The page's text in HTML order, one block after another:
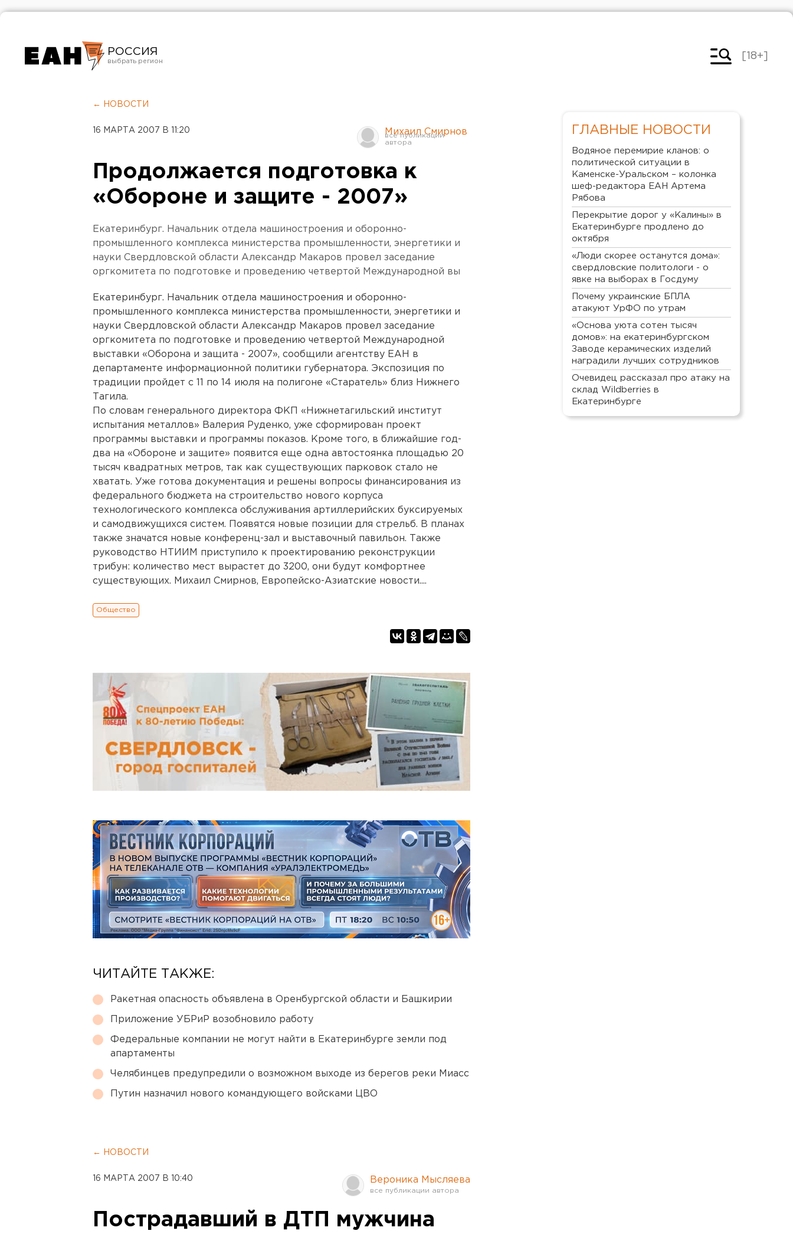
РОССИЯ
Челябинск
[18+]
← НОВОСТИ
16 МАРТА 2007 В 11:20 Михаил Смирнов
Продолжается подготовка к
«Обороне и защите - 2007»
Екатеринбург. Начальник отдела машиностроения и оборонно-
промышленного комплекса министерства промышленности, энергетики и
науки Свердловской области Александр Макаров провел заседание
оргкомитета по подготовке и проведению четвертой Международной вы
Екатеринбург. Начальник отдела машиностроения и оборонно-
промышленного комплекса министерства промышленности, энергетики и
науки Свердловской области Александр Макаров провел заседание
оргкомитета по подготовке и проведению четвертой Международной
выставки «Оборона и защита - 2007», сообщили агентству ЕАН в
департаменте информационной политики губернатора. Экспозиция по
традиции пройдет с 11 по 14 июля на полигоне «Старатель» близ Нижнего
Тагила.
По словам генерального директора ФКП «Нижнетагильский институт
испытания металлов» Валерия Руденко, уже сформирован проект
программы выставки и программы показов. Кроме того, в ближайшие год-
два на «Обороне и защите» появится еще одна автостоянка площадью 20
тысяч квадратных метров, так как существующих парковок стало не
хватать. Уже готова документация и решены вопросы финансирования из
федерального бюджета на строительство нового корпуса
технологического комплекса обслуживания артиллерийских буксируемых
и самодвижущихся систем. Появятся новые позиции для стрельб. В планах
также значатся новые конференц-зал и выставочный павильон. Также
руководство НТИИМ приступило к проектированию реконструкции
трибун: количество мест вырастет до 3200, они будут комфортнее
существующих. Михаил Смирнов, Европейско-Азиатские новости....
Общество
ЧИТАЙТЕ ТАКЖЕ:
Ракетная опасность объявлена в Оренбургской области и Башкирии
Приложение УБРиР возобновило работу
Федеральные компании не могут найти в Екатеринбурге земли под
апартаменты
Челябинцев предупредили о возможном выходе из берегов реки Миасс
Путин назначил нового командующего войсками ЦВО
← НОВОСТИ
16 МАРТА 2007 В 10:40 Вероника Мысляева
Пострадавший в ДТП мужчина
ГЛАВНЫЕ НОВОСТИ
Водяное перемирие кланов: о
политической ситуации в
Каменске-Уральском – колонка
шеф-редактора ЕАН Артема
Рябова
Перекрытие дорог у «Калины» в
Екатеринбурге продлено до
октября
«Люди скорее останутся дома»:
свердловские политологи - о
явке на выборах в Госдуму
Почему украинские БПЛА
атакуют УрФО по утрам
«Основа уюта сотен тысяч
домов»: на екатеринбургском
Заводе керамических изделий
наградили лучших сотрудников
Очевидец рассказал про атаку на
склад Wildberries в
Екатеринбурге